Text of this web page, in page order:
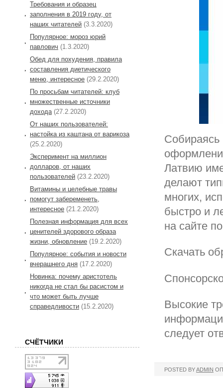
Собираясь
Латвию
делают
многих,
быстро и
на сайте
Скачать
Высокие
следует
POSTED BYADMIN
Требования и образец
заполнения в 2019 году, от
наших читателей (3.3.2020)
Популярное: мороз юрий
павлович (1.3.2020)
Обед для похудения, правила
составления диетического
меню, интересное (29.2.2020)
По просьбам читателей: клуб
множественные источники
дохода(27.2.2020)
От наших пользователей:
настойка из каштана от варикоза
(25.2.2020)
Эксперимент на миллион
долларов, от наших
пользователей (23.2.2020)
Витамины и целебные травы
помогут забеременеть,
интересное (21.2.2020)
Полезная информация для всех
ценителей здорового образа
жизни, обновление (19.2.2020)
Популярное: события и новости
вчерашнего дня (17.2.2020)
Новинка: почему аристотель
никогда не стал бы расистом и
что может быть лучше
справедливости (15.2.2020)
СЧЁТЧИКИ